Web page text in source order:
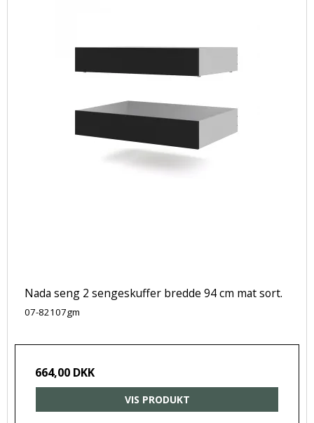
Nada seng 2 sengeskuffer bredde 94 cm mat sort.
07-82107gm
664,00 DKK
VIS PRODUKT